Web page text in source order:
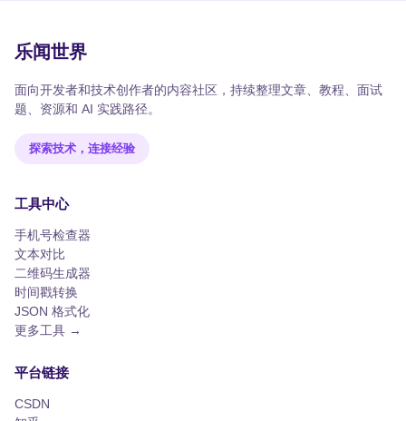
乐闻世界
面向开发者和技术创作者的内容社区，持续整理文章、教程、面试
题、资源和 AI 实践路径。
探索技术，连接经验
工具中心
手机号检查器
文本对比
二维码生成器
时间戳转换
JSON 格式化
更多工具 →
平台链接
CSDN